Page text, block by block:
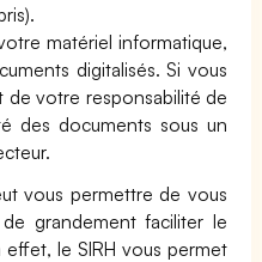
matériel informatique,
digitalisés. Si vous
de votre responsabilité de
des documents sous un
vous permettre de vous
grandement faciliter le
le SIRH vous permet